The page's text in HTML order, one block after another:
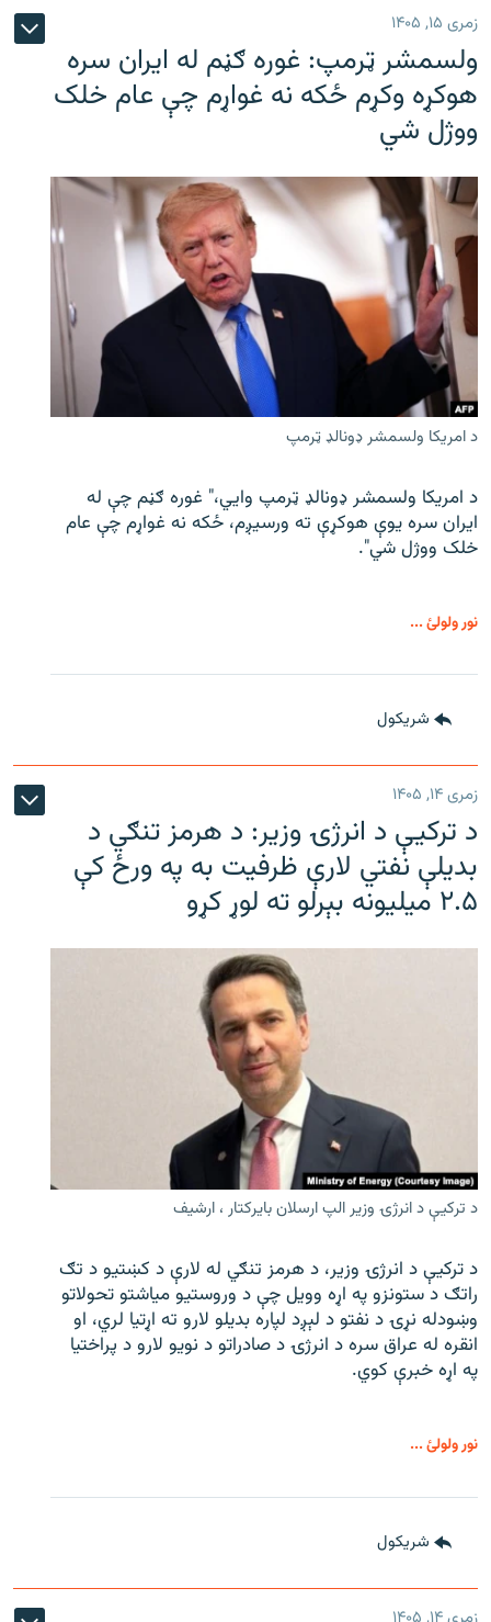
زمری ۱۵, ۱۴۰۵
ولسمشر ټرمپ: غوره ګڼم له ایران سره
هوکړه وکړم ځکه نه غواړم چې عام خلک
ووژل شي
د امریکا ولسمشر ډونالډ ټرمپ
د امریکا ولسمشر ډونالډ ټرمپ وايي،" غوره ګڼم چې له
ایران سره یوې هوکړې ته ورسیږم، ځکه نه غواړم چې عام
خلک ووژل شي".
نور ولولئ ...
شريکول
زمری ۱۴, ۱۴۰۵
د ترکیې د انرژۍ وزیر: د هرمز تنګي د
بدیلې نفتي لارې ظرفیت به په ورځ کې
۲.۵ میلیونه بېرلو ته لوړ کړو
د ترکیې د انرژۍ وزیر الپ ارسلان بایرکتار ، ارشیف
د ترکیې د انرژۍ وزیر، د هرمز تنګي له لارې د کښتیو د تګ
راتګ د ستونزو په اړه وویل چې د وروستیو میاشتو تحولاتو
وښودله نړۍ د نفتو د لېږد لپاره بدیلو لارو ته اړتیا لري، او
انقره له عراق سره د انرژۍ د صادراتو د نویو لارو د پراختیا
په اړه خبرې کوي.
نور ولولئ ...
شريکول